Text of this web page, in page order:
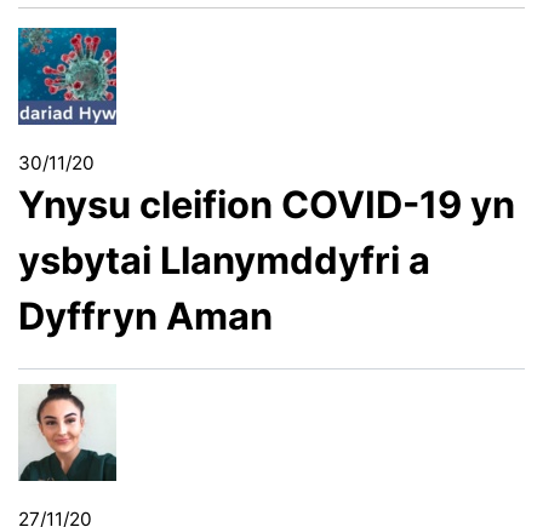
30/11/20
Ynysu cleifion COVID-19 yn
ysbytai Llanymddyfri a
Dyffryn Aman
27/11/20